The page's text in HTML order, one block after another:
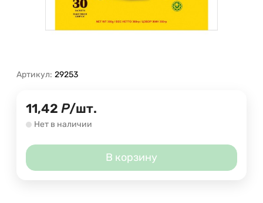
Артикул: 29253
11,42 Р/шт.
Нет в наличии
В корзину